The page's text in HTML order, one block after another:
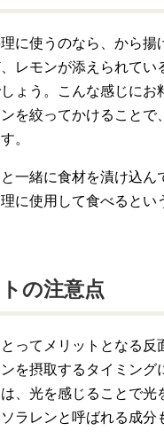
に使うのなら、から揚
レモンが添えられてい
ょう。こんな感じにお
を絞ってかけることで
。
一緒に食材を漬け込ん
に使用して食べるとい
の注意点
ってメリットとなる反
を摂取するタイミング
、光を感じることで光
ラレンと呼ばれる成分